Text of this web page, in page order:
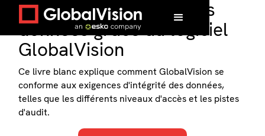
Préserver l'intégrité des
données grâce au logiciel
GlobalVision
Ce livre blanc explique comment GlobalVision se
conforme aux exigences d'intégrité des données,
telles que les différents niveaux d'accès et les pistes
d'audit.